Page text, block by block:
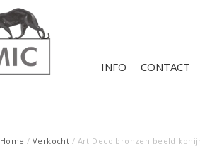
CONTACT
INFO
Home / Verkocht / Art Deco bronzen beeld